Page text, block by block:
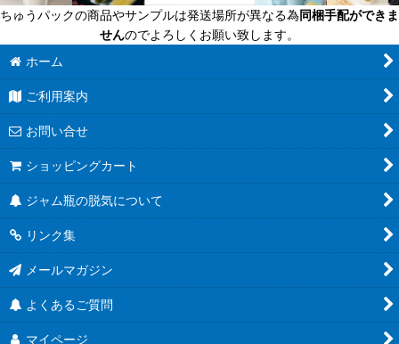
ちゅうパックの商品やサンプルは発送場所が異なる為同梱手配ができま
せんのでよろしくお願い致します。
ホーム
ご利用案内
お問い合せ
ショッピングカート
ジャム瓶の脱気について
リンク集
メールマガジン
よくあるご質問
マイページ